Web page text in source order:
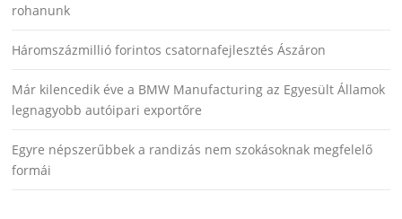
rohanunk
Háromszázmillió forintos csatornafejlesztés Ászáron
Már kilencedik éve a BMW Manufacturing az Egyesült Államok
legnagyobb autóipari exportőre
Egyre népszerűbbek a randizás nem szokásoknak megfelelő
formái